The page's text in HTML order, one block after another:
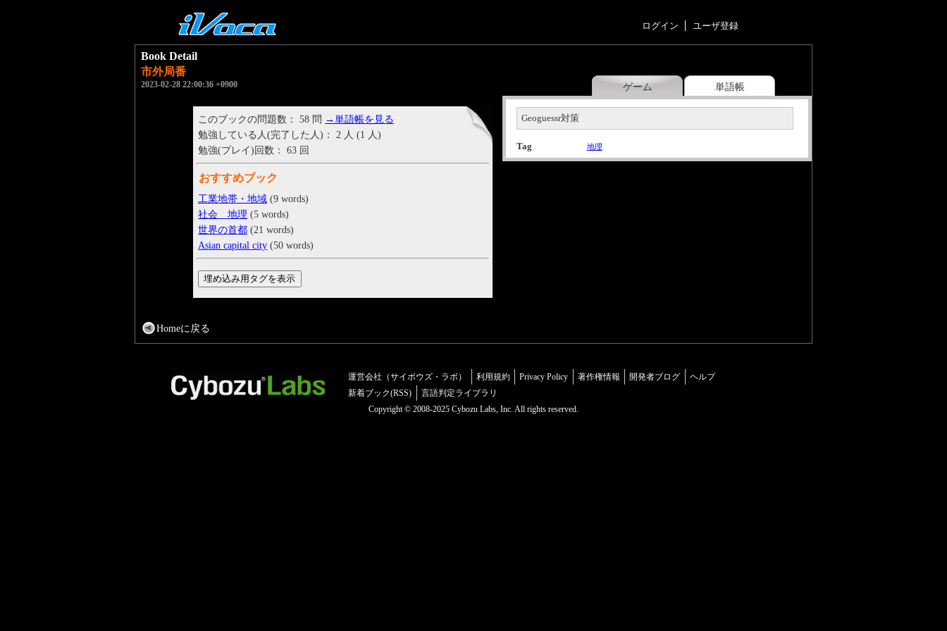
ログイン ユーザ登録
ゲーム 単語帳
Book Detail
市外局番
2023-02-28 22:00:36 +0900
Geoguessr対策
Tag 地理
このブックの問題数： 58 問 →単語帳を見る
勉強している人(完了した人)： 2 人 (1 人)
勉強(プレイ)回数： 63 回
おすすめブック
工業地帯・地域 (9 words)
社会 地理 (5 words)
世界の首都 (21 words)
Asian capital city (50 words)
Homeに戻る
運営会社（サイボウズ・ラボ） 利用規約 Privacy Policy 著作権情報 開発者ブログ
ヘルプ
新着ブック(RSS)
言語判定ライブラリ
Copyright © 2008-2025 Cybozu Labs, Inc. All rights reserved.